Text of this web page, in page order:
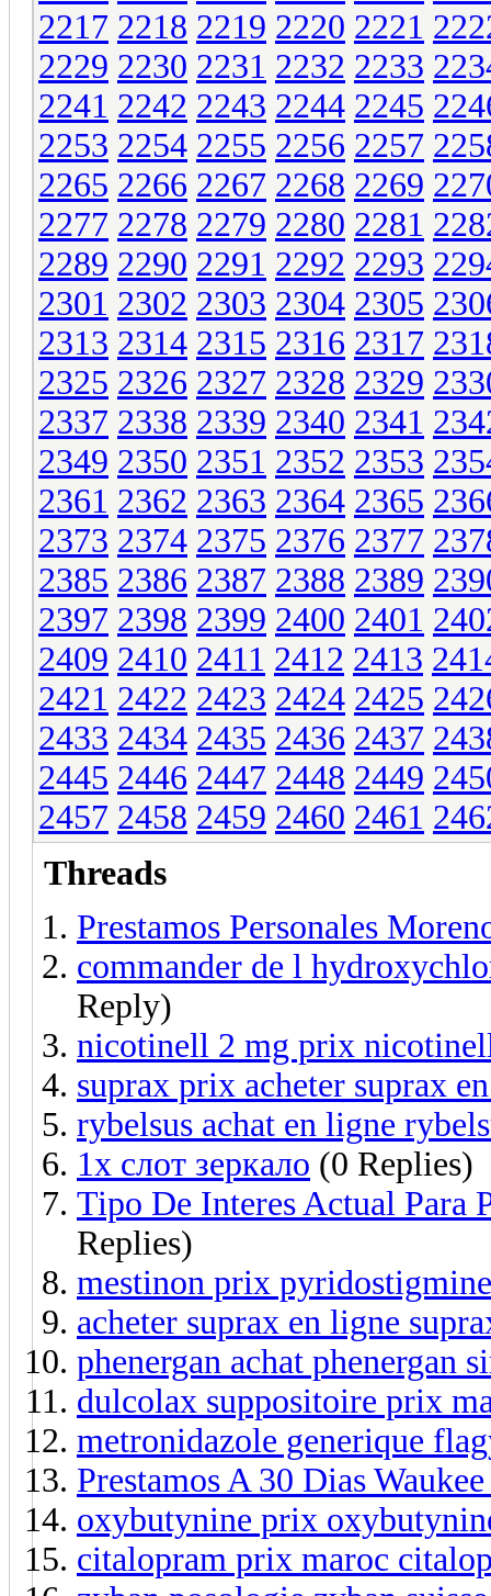
2217 2218 2219 2220 2221
2229 2230 2231 2232 2233
2241 2242 2243 2244 2245
2253 2254 2255 2256 2257
2265 2266 2267 2268 2269
2277 2278 2279 2280 2281
2289 2290 2291 2292 2293
2301 2302 2303 2304 2305
2313 2314 2315 2316 2317
2325 2326 2327 2328 2329
2337 2338 2339 2340 2341
2349 2350 2351 2352 2353
2361 2362 2363 2364 2365
2373 2374 2375 2376 2377
2385 2386 2387 2388 2389
2397 2398 2399 2400 2401
2409 2410 2411 2412 2413
2421 2422 2423 2424 2425
2433 2434 2435 2436 2437
2445 2446 2447 2448 2449
2457 2458 2459 2460 2461
Threads
Prestamos Personales
commander de l
Reply)
nicotinell 2 mg prix
suprax prix acheter suprax
rybelsus achat en ligne
1x слот зеркало (0 Replies)
Tipo De Interes Actual Para
Replies)
mestinon prix
acheter suprax en ligne
phenergan achat phenergan
dulcolax suppositoire prix
metronidazole generique
Prestamos A 30 Dias
oxybutynine prix
citalopram prix maroc